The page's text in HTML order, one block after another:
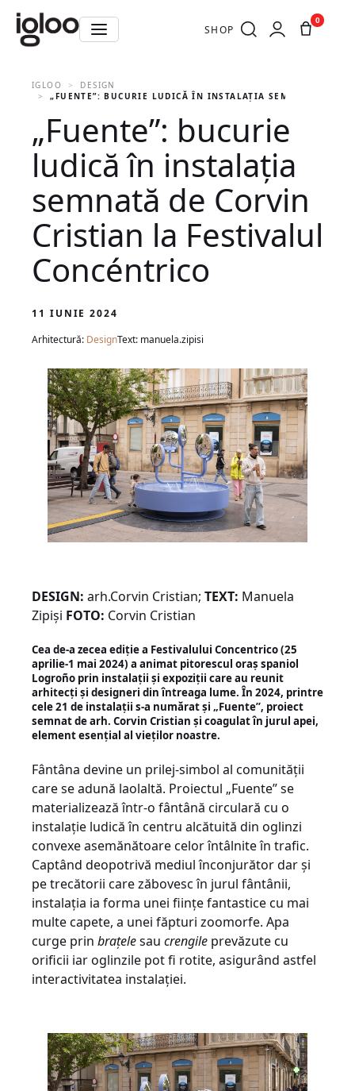
SHOP
0
IGLOO
DESIGN
„FUENTE”: BUCURIE LUDICĂ ÎN INSTALAȚIA SEMNATĂ DE
„Fuente”: bucurie
ludică în instalația
semnată de Corvin
Cristian la Festivalul
Concéntrico
11 IUNIE 2024
Arhitectură: DesignText: manuela.zipisi
DESIGN: arh.Corvin Cristian; TEXT: Manuela
Zipiși FOTO: Corvin Cristian
Cea de-a zecea ediție a Festivalului Concentrico (25
aprilie-1 mai 2024) a animat pitorescul oraș spaniol
Logroño prin instalații și expoziții care au reunit
arhitecți și designeri din întreaga lume. În 2024, printre
cele 21 de instalații s-a numărat și „Fuente”, proiect
semnat de arh. Corvin Cristian și coagulat în jurul apei,
element esențial al vieților noastre.
Fântâna devine un prilej-simbol al comunității
care se adună laolaltă. Proiectul „Fuente” se
materializează într-o fântână circulară cu o
instalație ludică în centru alcătuită din oglinzi
convexe asemănătoare celor întâlnite în trafic.
Captând deopotrivă mediul înconjurător dar și
pe trecătorii care zăbovesc în jurul fântânii,
instalația ia forma unei ființe fantastice cu mai
multe capete, a unei făpturi zoomorfe. Apa
curge prin brațelesau crengile prevăzute cu
orificii iar oglinzile pot fi rotite, asigurând astfel
interactivitatea instalației.